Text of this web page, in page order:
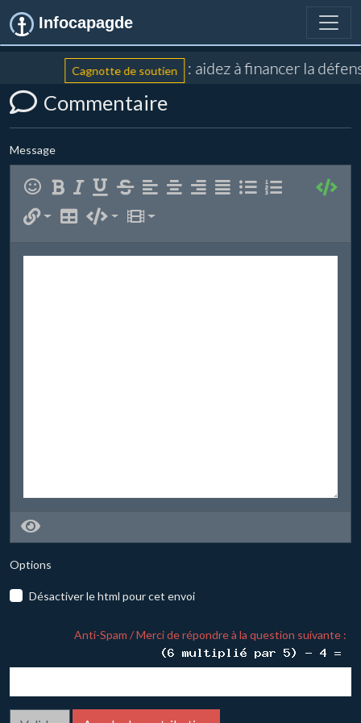
Infocapagde
Cagnotte de soutien : aidez à financer la
Commentaire
Message
Options
Désactiver le html pour cet envoi
Anti-Spam / Merci de répondre à la question suivante :